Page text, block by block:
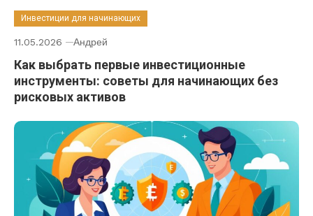
Инвестиции для начинающих
11.05.2026 Андрей
Как выбрать первые инвестиционные
инструменты: советы для начинающих без
рисковых активов